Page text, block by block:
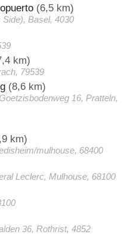
(6,5 km)
Basel, 4030
km)
79539
(8,6 km)
16, Pratteln,
km)
mulhouse, 68400
Leclerc, Mulhouse, 68100
36, Rothrist, 4852